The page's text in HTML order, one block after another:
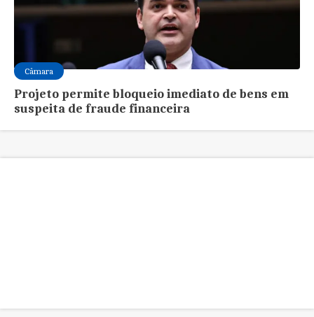
Câmara
Projeto permite bloqueio imediato de bens em
suspeita de fraude financeira